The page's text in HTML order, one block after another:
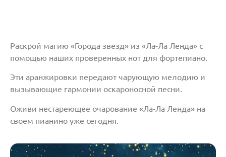
Раскрой магию «Города звезд» из «Ла-Ла Ленда» с
помощью наших проверенных нот для фортепиано.
Эти аранжировки передают чарующую мелодию и
вызывающие гармонии оскароносной песни.
Оживи нестареющее очарование «Ла-Ла Ленда» на
своем пианино уже сегодня.